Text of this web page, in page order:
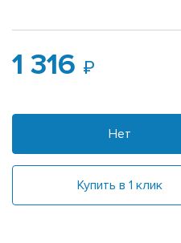
1 316
Нет
Купить в 1 клик